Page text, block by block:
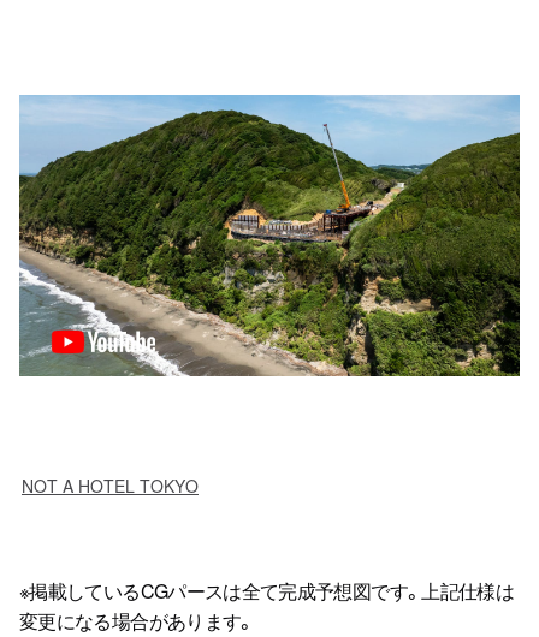
NOT A HOTEL TOKYO
※掲載しているCGパースは全て完成予想図です。上記仕様は
変更になる場合があります。